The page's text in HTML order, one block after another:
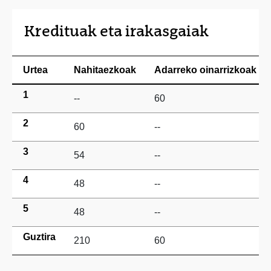
Kredituak eta irakasgaiak
Urtea Nahitaezkoak Adarreko oinarrizkoak
1 -- 60
2 60 --
3 54 --
4 48 --
5 48 --
Guztira 210 60